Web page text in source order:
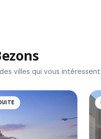
villes qui vous intéressent